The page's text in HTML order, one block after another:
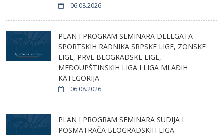
06.08.2026
PLAN I PROGRAM SEMINARA DELEGATA
SPORTSKIH RADNIKA SRPSKE LIGE, ZONSKE
LIGE, PRVE BEOGRADSKE LIGE,
MEĐOUPŠTINSKIH LIGA I LIGA MLAĐIH
KATEGORIJA
06.08.2026
PLAN I PROGRAM SEMINARA SUDIJA I
POSMATRAČA BEOGRADSKIH LIGA